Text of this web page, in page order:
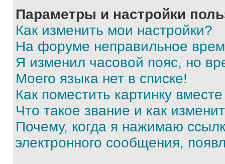
Параметры и настройки
Как изменить мои настройки?
На форуме неправильное
Я изменил часовой пояс, но
Моего языка нет в списке!
Как поместить картинку
Что такое звание и как
Почему, когда я нажимаю
электронного сообщения,